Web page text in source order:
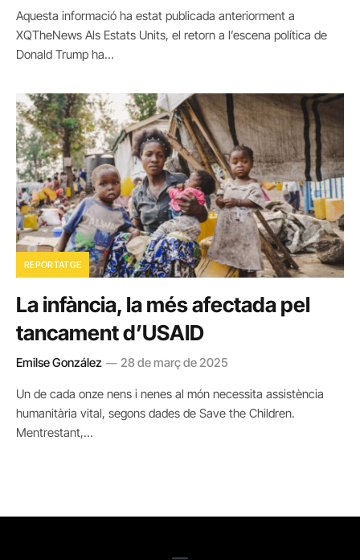
Aquesta informació ha estat publicada anteriorment a
XQTheNews Als Estats Units, el retorn a l’escena política de
Donald Trump ha…
REPORTATGE
La infància, la més afectada pel
tancament d’USAID
Emilse González 28 de març de 2025
Un de cada onze nens i nenes al món necessita assistència
humanitària vital, segons dades de Save the Children.
Mentrestant,…